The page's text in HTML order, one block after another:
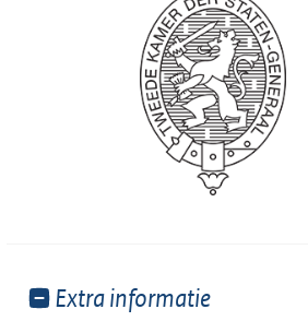
Toon
Extra informatie